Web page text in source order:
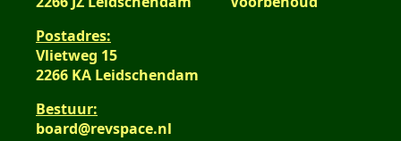
Postadres:
Vlietweg 15
2266 KA Leidschendam
Bestuur:
board@revspace.nl